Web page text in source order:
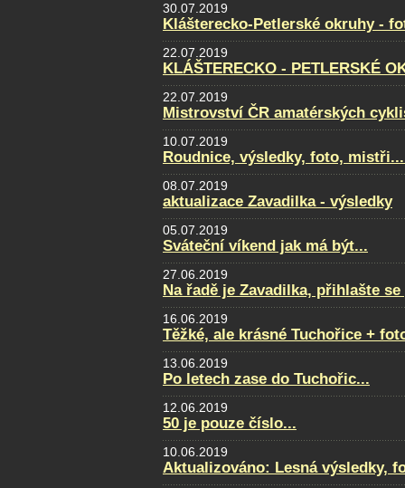
30.07.2019
Klášterecko-Petlerské okruhy -
22.07.2019
KLÁŠTERECKO - PETLERSKÉ
22.07.2019
Mistrovství ČR amatérských
10.07.2019
Roudnice, výsledky, foto,
08.07.2019
aktualizace Zavadilka - výsledky
05.07.2019
Sváteční víkend jak má být...
27.06.2019
Na řadě je Zavadilka, přihlašte
16.06.2019
Těžké, ale krásné Tuchořice +
13.06.2019
Po letech zase do Tuchořic...
12.06.2019
50 je pouze číslo...
10.06.2019
Aktualizováno: Lesná výsledky,